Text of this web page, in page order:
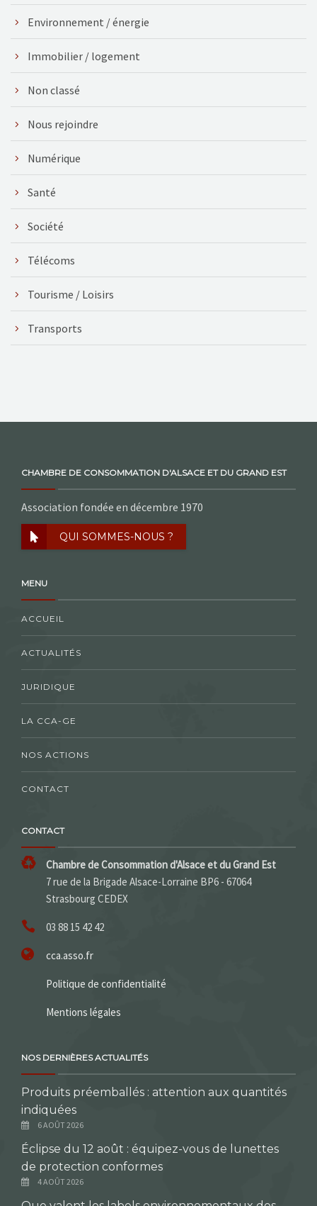
Environnement / énergie
Immobilier / logement
Non classé
Nous rejoindre
Numérique
Santé
Société
Télécoms
Tourisme / Loisirs
Transports
CHAMBRE DE CONSOMMATION D'ALSACE ET DU GRAND EST
Association fondée en décembre 1970
QUI SOMMES-NOUS ?
MENU
ACCUEIL
ACTUALITÉS
JURIDIQUE
LA CCA-GE
NOS ACTIONS
CONTACT
CONTACT
Chambre de Consommation d'Alsace et du Grand Est
7 rue de la Brigade Alsace-Lorraine BP6 - 67064
Strasbourg CEDEX
03 88 15 42 42
cca.asso.fr
Politique de confidentialité
Mentions légales
NOS DERNIÈRES ACTUALITÉS
Produits préemballés : attention aux quantités
indiquées
6 AOÛT 2026
Éclipse du 12 août : équipez-vous de lunettes
de protection conformes
4 AOÛT 2026